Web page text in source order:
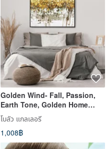
Golden Wind- Fall, Passion,
Earth Tone, Golden Home
Decor, Living Room Art
โบลัว แกลเลอรี
1,008฿